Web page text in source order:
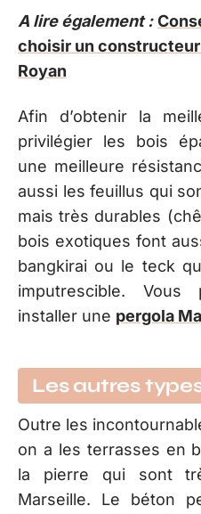
A lire également :
choisir un
Royan
Afin d’obtenir la
privilégier les bois
une meilleure
aussi les feuillus qui
mais très durables
bois exotiques font
bangkirai ou le teck
imputrescible.
installer une pergola
Les autres
Outre les
on a les terrasses en
la pierre qui sont
Marseille. Le béton